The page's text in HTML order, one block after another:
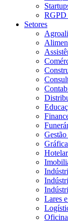
RGPD
Setores
Lares